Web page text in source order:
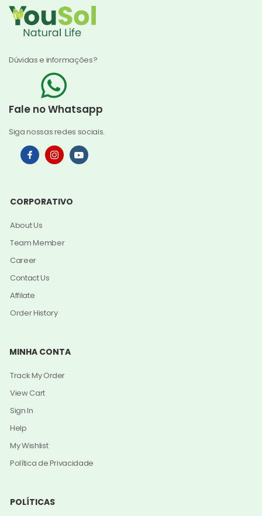
Dúvidas e informações?
Fale no Whatsapp
Siga nossas redes sociais.
CORPORATIVO
About Us
Team Member
Career
Contact Us
Affilate
Order History
MINHA CONTA
Track My Order
View Cart
Sign In
Help
My Wishlist
Política de Privacidade
POLÍTICAS